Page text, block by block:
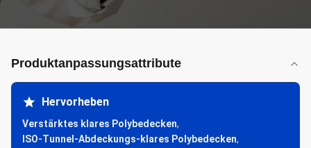
Produktanpassungsattribute
Hervorheben
Verstärktes klares Polybedecken,
ISO-Tunnel-Abdeckungs-klares Polybedecken,